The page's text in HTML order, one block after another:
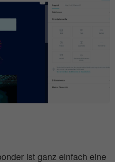
ist ganz einfach eine